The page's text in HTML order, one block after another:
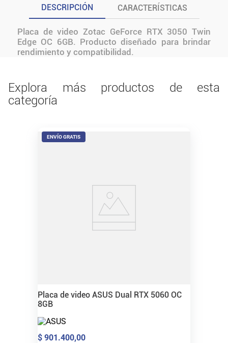
DESCRIPCIÓN CARACTERÍSTICAS
Placa de video Zotac GeForce RTX 3050 Twin
Edge OC 6GB. Producto diseñado para brindar
rendimiento y compatibilidad.
Explora más productos de esta
categoría
ENVÍO GRATIS
Placa de video ASUS Dual RTX 5060 OC
8GB
$ 901.400,00